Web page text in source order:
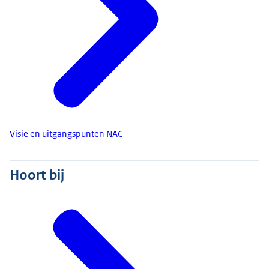
en oefenen essentieel.
Het is de kunst om de juiste mensen
op de juiste crisis in te zetten.
Het Nationaal Kernteam Crisiscommunicatie...
is gebaat bij professionele
Opleiden, trainen en oefenen is wat mij
Zo werken we aan een ervaren team
die elkaar kennen, die elkaar weten te vinden
en die weten wat ze moeten doen.
Zo zijn we voorbereid
Visie en uitgangspunten NAC
Hoort bij